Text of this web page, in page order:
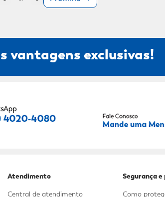
vantagens exclusivas!
RECEBER
Atendimento
Central de atendimento
Segurança
Como